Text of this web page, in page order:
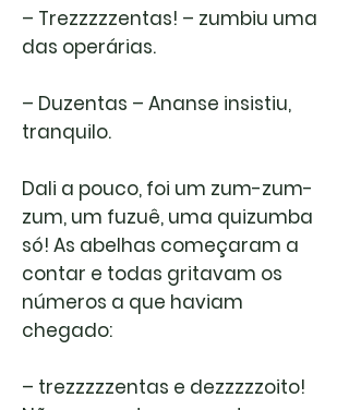
– Trezzzzzentas! – zumbiu uma
das operárias.
– Duzentas – Ananse insistiu,
tranquilo.
Dali a pouco, foi um zum-zum-
zum, um fuzuê, uma quizumba
só! As abelhas começaram a
contar e todas gritavam os
números a que haviam
chegado:
– trezzzzzentas e dezzzzzoito!